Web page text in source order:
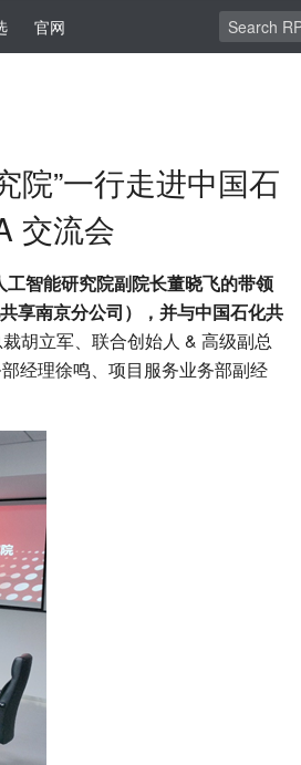
官网
院”一行走进中国石
交流会
智能研究院副院长董晓飞的带领
享南京分公司），并与中国石化共
胡立军、联合创始人 & 高级副总
经理徐鸣、项目服务业务部副经